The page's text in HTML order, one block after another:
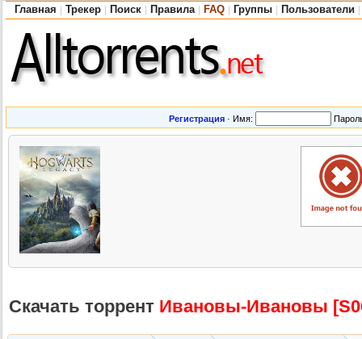
Главная Трекер Поиск Правила FAQ Группы Пользователи
Регистрация · Имя:
Скачать торрент Ивановы-Ивановы